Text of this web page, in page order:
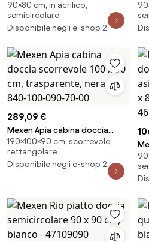
semicircolare asimmetrico
sinistro 90 x 80 cm, bianco
lucido - 46Q108090LH
90×80 cm, in acrilico,
semicircolare
Disponibile negli e-shop 2
289,09 €
Mexen Apia cabina doccia
scorrevole 100 x 90 cm,
trasparente, nera - 840-100-
090-70-00
190×100×90 cm, scorrevole,
rettangolare
Disponibile negli e-shop 2